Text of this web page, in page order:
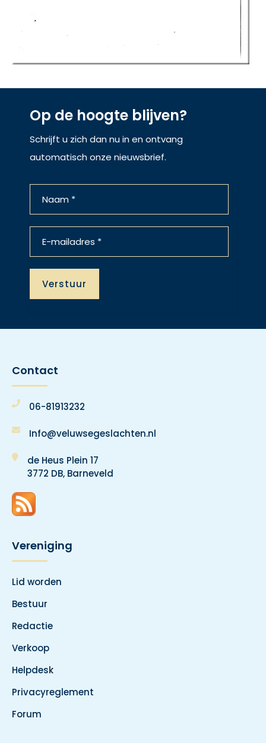
Op de hoogte blijven?
Schrijft u zich dan nu in en ontvang
automatisch onze nieuwsbrief.
Contact
06-81913232
Info@veluwsegeslachten.nl
de Heus Plein 17
3772 DB, Barneveld
Vereniging
Lid worden
Bestuur
Redactie
Verkoop
Helpdesk
Privacyreglement
Forum